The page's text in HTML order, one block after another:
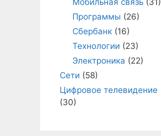
Мобильная связь(31)
Программы (26)
Сбербанк(16)
Технологии (23)
Электроника (22)
Сети (58)
Цифровое телевидение
(30)